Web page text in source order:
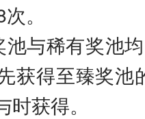
。
与稀有奖池均
获得至臻奖池
获得。